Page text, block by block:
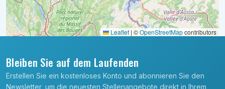
Leaflet | ©OpenStreetMapcontributors
Bleiben Sie auf dem Laufenden
Erstellen Sie ein kostenloses Konto und abonnieren Sie den
Newsletter, um die neuesten Stellenangebote direkt in Ihrem